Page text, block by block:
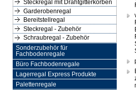
Steckregal mit Drahtgitterkörben
Garderobenregal
Bereitstellregal
Steckregal - Zubehör
Schraubregal - Zubehör
Sonderzubehör für
Fachbodenregale
Büro Fachbodenregale
Lagerregal Express Produkte
Palettenregale